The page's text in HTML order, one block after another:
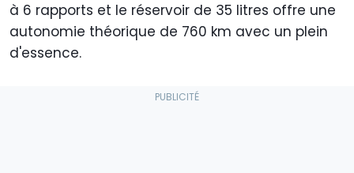
à 6 rapports et le réservoir de 35 litres offre une
autonomie théorique de 760 km avec un plein
d'essence.